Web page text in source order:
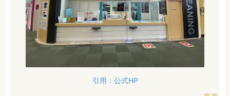
引用：公式HP